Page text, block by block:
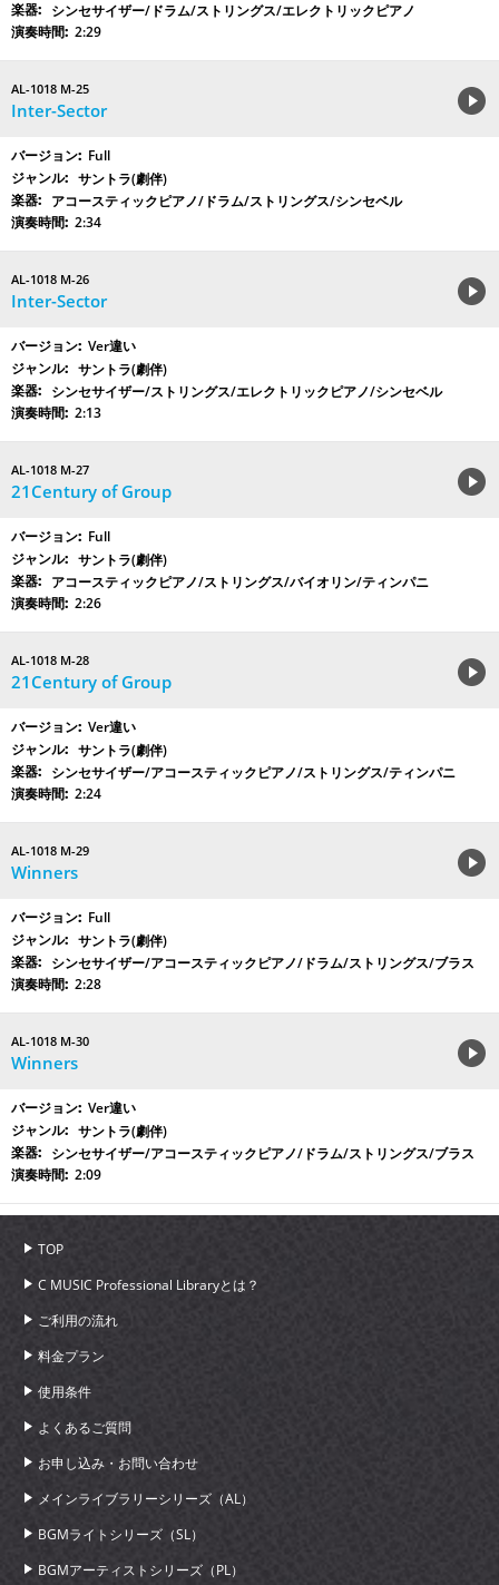
シンセサイザー/ドラム/ストリングス/エレクトリックピアノ
2:29
AL-1018 M-25
Inter-Sector
Full
サントラ(劇伴)
アコースティックピアノ/ドラム/ストリングス/シンセベル
2:34
AL-1018 M-26
Inter-Sector
Ver違い
サントラ(劇伴)
シンセサイザー/ストリングス/エレクトリックピアノ/シンセベル
2:13
AL-1018 M-27
21Century of Group
Full
サントラ(劇伴)
アコースティックピアノ/ストリングス/バイオリン/ティンパニ
2:26
AL-1018 M-28
21Century of Group
Ver違い
サントラ(劇伴)
シンセサイザー/アコースティックピアノ/ストリングス/ティンパニ
2:24
AL-1018 M-29
Winners
Full
サントラ(劇伴)
シンセサイザー/アコースティックピアノ/ドラム/ストリングス/ブラス
2:28
AL-1018 M-30
Winners
Ver違い
サントラ(劇伴)
シンセサイザー/アコースティックピアノ/ドラム/ストリングス/ブラス
2:09
TOP
C MUSIC Professional Libraryとは？
ご利用の流れ
料金プラン
使用条件
よくあるご質問
お申し込み・お問い合わせ
メインライブラリーシリーズ（AL）
BGMライトシリーズ（SL）
BGMアーティストシリーズ（PL）